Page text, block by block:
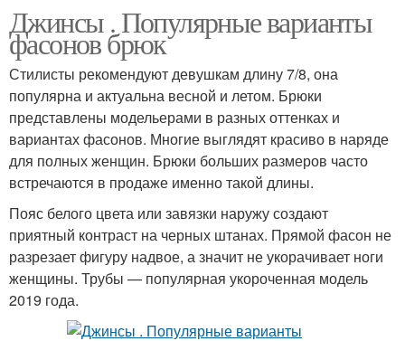
Джинсы . Популярные варианты
фасонов брюк
Стилисты рекомендуют девушкам длину 7/8, она
популярна и актуальна весной и летом. Брюки
представлены модельерами в разных оттенках и
вариантах фасонов. Многие выглядят красиво в наряде
для полных женщин. Брюки больших размеров часто
встречаются в продаже именно такой длины.
Пояс белого цвета или завязки наружу создают
приятный контраст на черных штанах. Прямой фасон не
разрезает фигуру надвое, а значит не укорачивает ноги
женщины. Трубы — популярная укороченная модель
2019 года.